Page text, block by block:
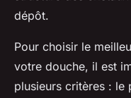
dépôt.
Pour choisir le
votre douche, il est
plusieurs critères : le